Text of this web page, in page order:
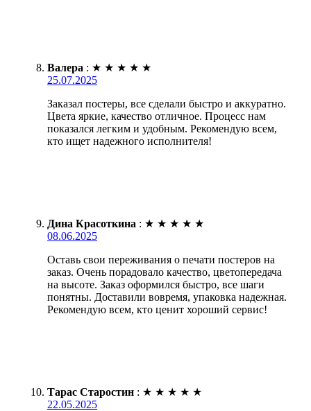
Валера : ★ ★ ★ ★ ★
25.07.2025
Заказал постеры, все сделали быстро и аккуратно.
Цвета яркие, качество отличное. Процесс нам
показался легким и удобным. Рекомендую всем,
кто ищет надежного исполнителя!
Дина Красоткина : ★ ★ ★ ★ ★
08.06.2025
Оставь свои переживания о печати постеров на
заказ. Очень порадовало качество, цветопередача
на высоте. Заказ оформился быстро, все шаги
понятны. Доставили вовремя, упаковка надежная.
Рекомендую всем, кто ценит хороший сервис!
Тарас Старостин : ★ ★ ★ ★ ★
22.05.2025